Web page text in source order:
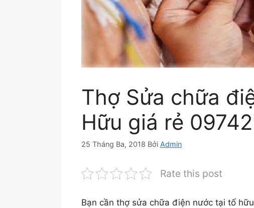
Thợ Sửa chữa
Hữu giá rẻ
25 Tháng Ba, 2018 Bởi Admin
Rate this post
Bạn cần thợ sửa chữa điện nước tại tố